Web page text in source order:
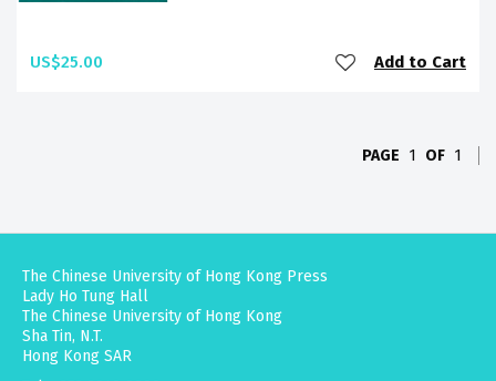
US$25.00 Add to Cart
PAGE 1 OF 1
The Chinese University of Hong Kong Press
Lady Ho Tung Hall
The Chinese University of Hong Kong
Sha Tin, N.T.
Hong Kong SAR